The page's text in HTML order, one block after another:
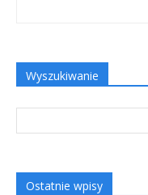
Wyszukiwanie
Ostatnie wpisy